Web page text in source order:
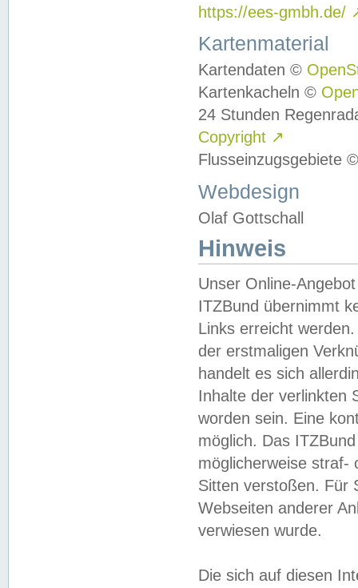
https://ees-gmbh.de/
Kartenmaterial
Kartendaten ©
Kartenkacheln ©
24 Stunden
Copyright ↗
Flusseinzugsgebiete
Webdesign
Olaf Gottschall
Hinweis
Unser Online-
ITZBund übernimmt
Links erreicht
der erstmaligen
handelt es sich
Inhalte der verlinkten
worden sein. Eine
möglich. Das
möglicherweise straf-
Sitten verstoßen. Für
Webseiten anderer
verwiesen wurde.
Die sich auf diesen